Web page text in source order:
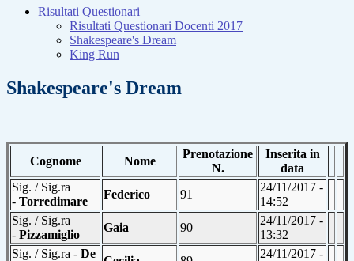
Risultati Questionari
Risultati Questionari Docenti 2017
Shakespeare's Dream
King Run
Shakespeare's Dream
Cognome Nome
Prenotazione
N.
Inserita in
data
Sig. / Sig.ra
- Torredimare
Federico 91
24/11/2017 -
14:52
Sig. / Sig.ra
- Pizzamiglio
Gaia 90
24/11/2017 -
13:32
Sig. / Sig.ra - De
24/11/2017 -